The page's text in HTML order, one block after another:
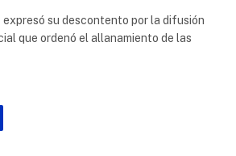
expresó su descontento por la difusión
que ordenó el allanamiento de las